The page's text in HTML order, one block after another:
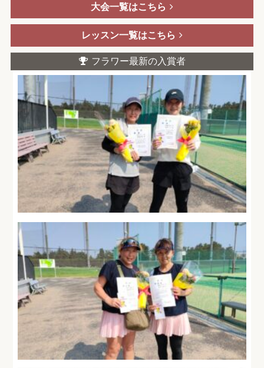
大会一覧はこちら
レッスン一覧はこちら
フラワー最新の入賞者